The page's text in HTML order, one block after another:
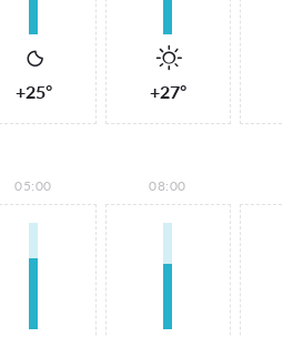
+25° +27°
05:00 08:00